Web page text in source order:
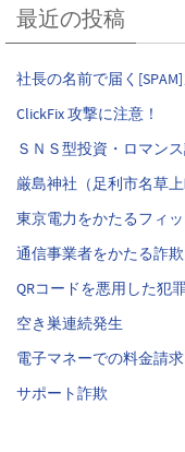
最近の投稿
社長の名前で届く
ClickFix 攻撃に注意！
ＳＮＳ型投資・ロマン
厳島神社（足利市名草
東京電力をかたるフィ
通信事業者をかたる詐欺
QRコードを悪用した犯
空き巣連続発生
電子マネーでの料金請
サポート詐欺